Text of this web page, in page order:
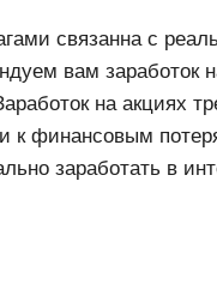
связанна с
вам заработок
на акциях
к финансовым
заработать в